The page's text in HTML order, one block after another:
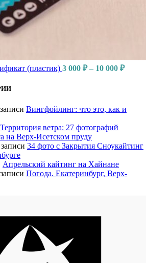
(пластик) 3 000 ₽ – 10 000 ₽
Вингфойлинг: что это, как и
Территория ветра: 27 фотографий
на Верх-Исетском пруду
34 фото с Закрытия Сноукайтинг
Апрельский кайтинг на Хайнане
Погода. Екатеринбург, Верх-